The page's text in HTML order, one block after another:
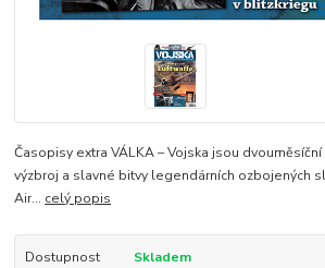
Časopisy extra VÁLKA – Vojska jsou
výzbroj a slavné bitvy legendárních ozbojených
Air... celý popis
Dostupnost
Skladem